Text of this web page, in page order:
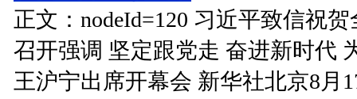
正文：nodeId=120 习近平致信祝
召开强调 坚定跟党走 奋进新时代
王沪宁出席开幕会 新华社北京8月